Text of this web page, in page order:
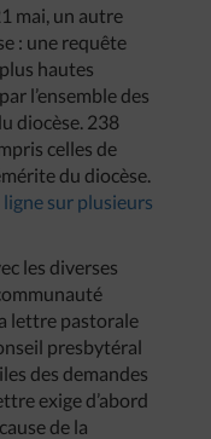
mai, un autre
: une requête
hautes
l’ensemble des
diocèse. 238
celles de
du diocèse.
ligne sur plusieurs
les diverses
lettre pastorale
presbytéral
des demandes
exige d’abord
de la